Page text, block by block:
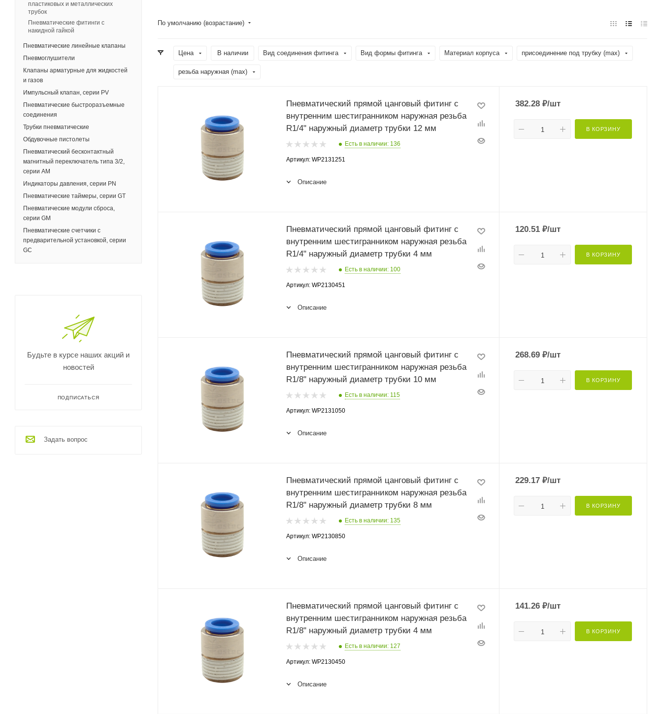
По умолчанию (возрастание)
Цена В наличии Вид соединения фитинга Вид формы фитинга Материал корпуса присоединение под трубку (max)
резьба наружная (max)
Пневматический прямой цанговый фитинг с
внутренним шестигранником наружная резьба
R1/4" наружный диаметр трубки 12 мм
Есть в наличии: 136
Артикул: WP2131251
Описание
382.28 ₽/шт
В КОРЗИНУ
Пневматический прямой цанговый фитинг с
внутренним шестигранником наружная резьба
R1/4" наружный диаметр трубки 4 мм
Есть в наличии: 100
Артикул: WP2130451
Описание
120.51 ₽/шт
В КОРЗИНУ
Пневматический прямой цанговый фитинг с
внутренним шестигранником наружная резьба
R1/8" наружный диаметр трубки 10 мм
Есть в наличии: 115
Артикул: WP2131050
Описание
268.69 ₽/шт
В КОРЗИНУ
Пневматический прямой цанговый фитинг с
внутренним шестигранником наружная резьба
R1/8" наружный диаметр трубки 8 мм
Есть в наличии: 135
Артикул: WP2130850
Описание
229.17 ₽/шт
В КОРЗИНУ
Пневматический прямой цанговый фитинг с
внутренним шестигранником наружная резьба
R1/8" наружный диаметр трубки 4 мм
Есть в наличии: 127
Артикул: WP2130450
Описание
141.26 ₽/шт
В КОРЗИНУ
пластиковых и металлических
трубок
Пневматические фитинги с
накидной гайкой
Пневматические линейные клапаны
Пневмоглушители
Клапаны арматурные для жидкостей
и газов
Импульсный клапан, серии PV
Пневматические быстроразъемные
соединения
Трубки пневматические
Обдувочные пистолеты
Пневматический бесконтактный
магнитный переключатель типа 3/2,
серии AM
Индикаторы давления, серии PN
Пневматические таймеры, серии GT
Пневматические модули сброса,
серии GM
Пневматические счетчики с
предварительной установкой, серии
GC
Будьте в курсе наших акций и
новостей
ПОДПИСАТЬСЯ
Задать вопрос